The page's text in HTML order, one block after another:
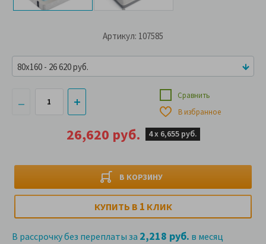
Артикул: 107585
26,620 руб. 4 х 6,655 руб.
В КОРЗИНУ
Сравнить
В избранное
КУПИТЬ В 1 КЛИК
В рассрочку без переплаты за 2,218 руб. в месяц
80x160 - 26 620 руб.